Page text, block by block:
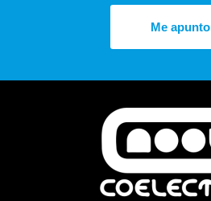
Me apunto